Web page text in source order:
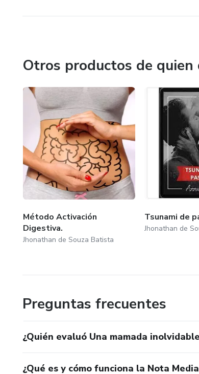
Otros productos de
Método Activación
Digestiva.
Jhonathan de Souza Batista
Tsunami de
Jhonathan de
Preguntas frecuentes
¿Quién evaluó Una mamada
¿Qué es y cómo funciona la Nota